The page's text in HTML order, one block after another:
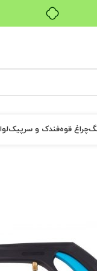
چراغ قوهفندک و سرپیک